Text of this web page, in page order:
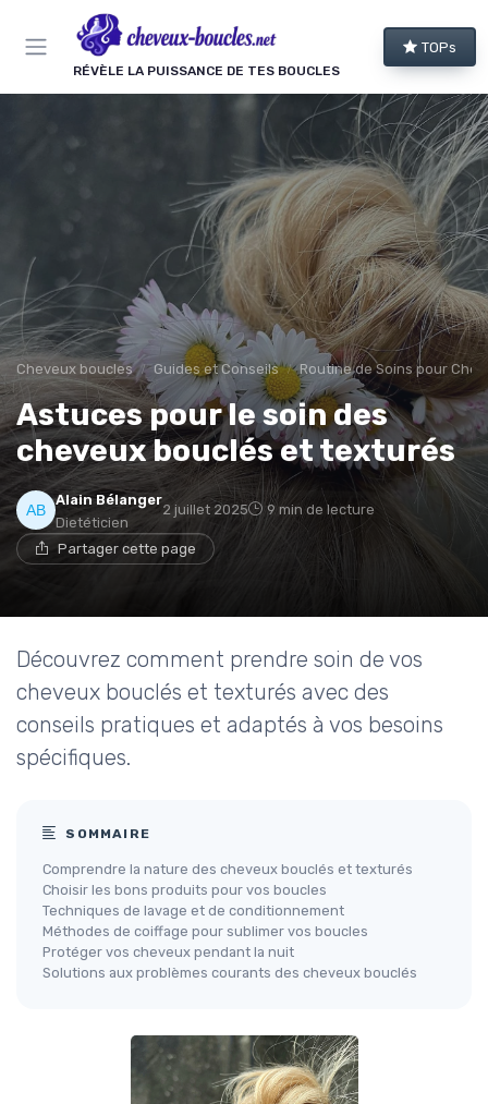
RÉVÈLE LA PUISSANCE DE TES BOUCLES
TOPs
Cheveux boucles Guides et Conseils Routine de Soins pour
Astuces pour le soin des
cheveux bouclés et texturés
Alain Bélanger
Dietéticien
2 juillet 2025 9 min de lecture
Partager cette page
Découvrez comment prendre soin de vos
cheveux bouclés et texturés avec des
conseils pratiques et adaptés à vos besoins
spécifiques.
SOMMAIRE
Comprendre la nature des cheveux bouclés et texturés
Choisir les bons produits pour vos boucles
Techniques de lavage et de conditionnement
Méthodes de coiffage pour sublimer vos boucles
Protéger vos cheveux pendant la nuit
Solutions aux problèmes courants des cheveux bouclés
Panneau de gestion des cookies